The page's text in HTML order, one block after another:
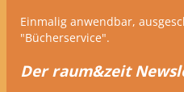
Einmalig anwendbar,
"Bücherservice".
Der raum&zeit